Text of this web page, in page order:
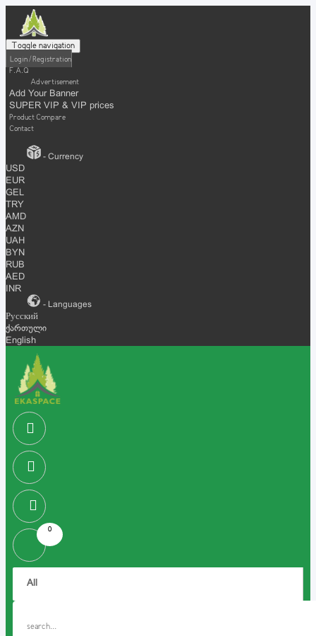
Toggle navigation
Login / Registration
F.A.Q
Advertisement
Add Your Banner
SUPER VIP & VIP prices
Product Compare
Contact
- Currency
USD
EUR
GEL
TRY
AMD
AZN
UAH
BYN
RUB
AED
INR
- Languages
Русский
ქართული
English
0